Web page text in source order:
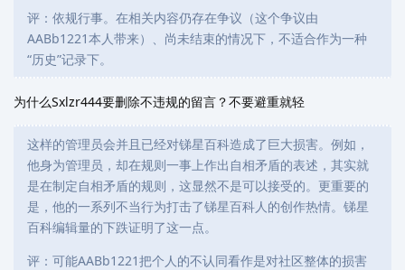
评：依规行事。在相关内容仍存在争议（这个争议由
AABb1221本人带来）、尚未结束的情况下，不适合作为一种
“历史”记录下。
为什么Sxlzr444要删除不违规的留言？不要避重就轻
这样的管理员会并且已经对锑星百科造成了巨大损害。例如，
他身为管理员，却在规则一事上作出自相矛盾的表述，其实就
是在制定自相矛盾的规则，这显然不是可以接受的。更重要的
是，他的一系列不当行为打击了锑星百科人的创作热情。锑星
百科编辑量的下跌证明了这一点。
评：可能AABb1221把个人的不认同看作是对社区整体的损害